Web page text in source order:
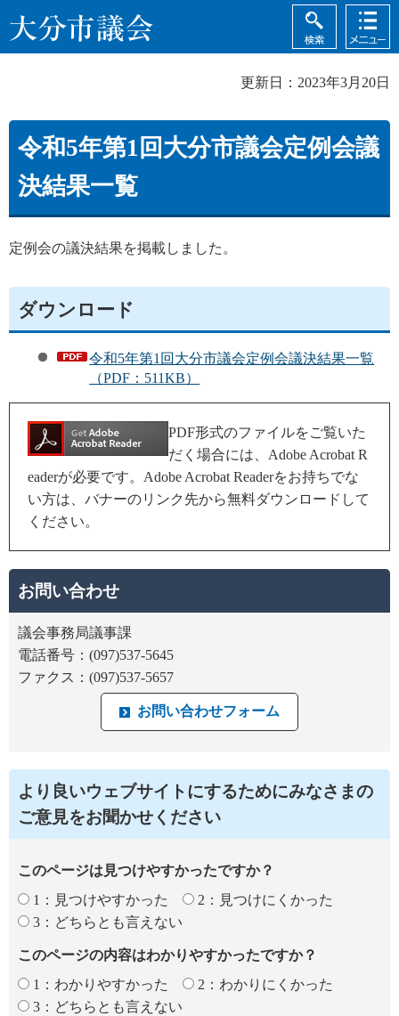
大分市議会
検索
メニュ
ー
更新日：2023年3月20日
令和5年第1回大分市議会定例会議
決結果一覧
定例会の議決結果を掲載しました。
ダウンロード
令和5年第1回大分市議会定例会議決結果一覧
（PDF：511KB）
PDF形式のファイルをご覧いた
だく場合には、Adobe Acrobat R
eaderが必要です。Adobe Acrobat Readerをお持ちでな
い方は、バナーのリンク先から無料ダウンロードして
ください。
お問い合わせ
議会事務局議事課
電話番号：(097)537-5645
ファクス：(097)537-5657
より良いウェブサイトにするためにみなさまの
ご意見をお聞かせください
このページは見つけやすかったですか？
1：見つけやすかった
2：見つけにくかった
3：どちらとも言えない
このページの内容はわかりやすかったですか？
1：わかりやすかった
2：わかりにくかった
3：どちらとも言えない